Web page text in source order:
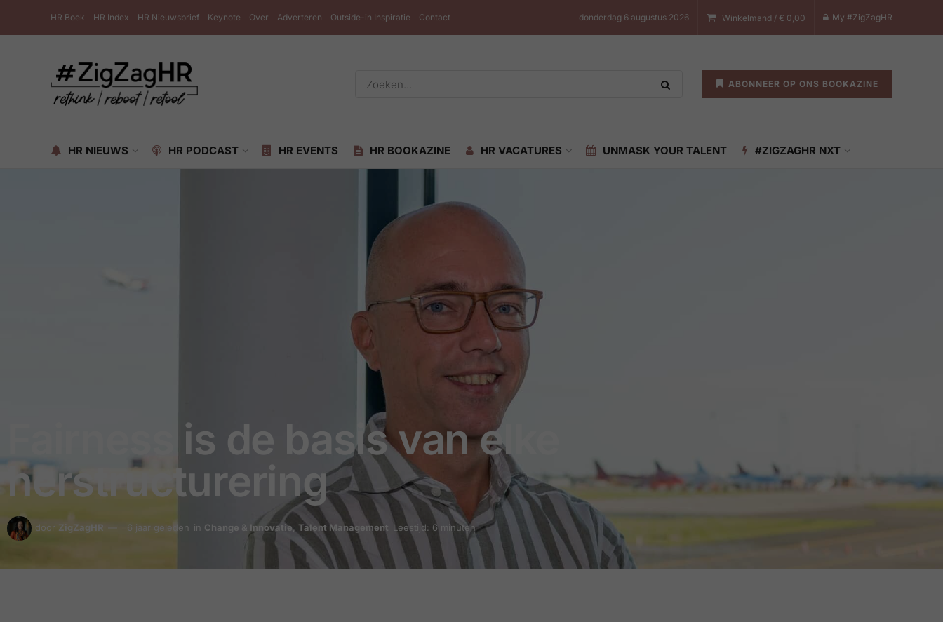
HR Boek HR Index HR Nieuwsbrief Keynote Over Adverteren Outside-in Inspiratie Contact donderdag 6 augustus 2026 Winkelmand / € 0,00 My #ZigZagHR
ABONNEER OP ONS BOOKAZINE
HR NIEUWS HR PODCAST HR EVENTS HR BOOKAZINE HR VACATURES UNMASK YOUR TALENT #ZIGZAGHR NXT
Fairness is de basis van elke
herstructurering
door ZigZagHR 6 jaar geleden in Change & Innovatie, Talent Management Leestijd: 6 minuten